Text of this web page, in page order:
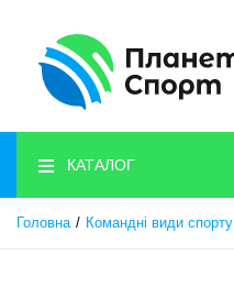
КАТАЛОГ
Головна Командні види спорту